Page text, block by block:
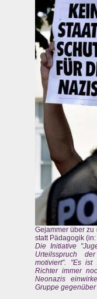
Gejammer über zu
statt Pädagogik
Die Initiative
Urteilsspruch
motiviert". "Es ist
Richter immer
Neonazis
Gruppe gegenüber